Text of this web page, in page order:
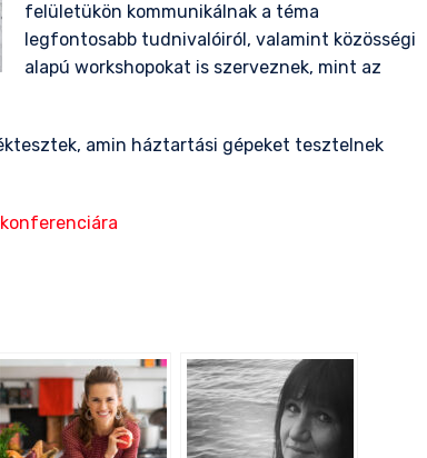
felületükön kommunikálnak a téma
legfontosabb tudnivalóiról, valamint közösségi
alapú workshopokat is szerveznek, mint az
amin háztartási gépeket tesztelnek